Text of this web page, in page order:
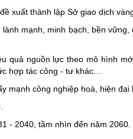
xuất thành lập Sở giao dịch
mạnh, minh bạch, bền
quả nguồn lực theo mô hình
hợp tác công - tư khác…
mạnh công nghiệp hoá, hiện đại
- 2040, tầm nhìn đến năm 2060.